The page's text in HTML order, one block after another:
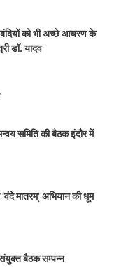
बंदियों को भी अच्छे आचरण के
डॉ. यादव
समिति की बैठक इंदौर में
मातरम्’ अभियान की धूम
बैठक सम्पन्न